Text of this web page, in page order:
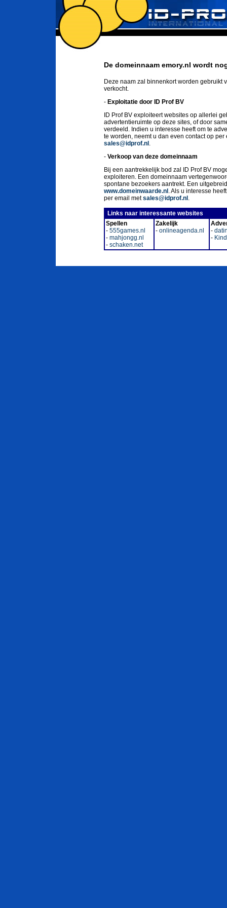
De domeinnaam emory.nl wordt
Deze naam zal binnenkort worden gebruikt
verkocht.
- Exploitatie door ID Prof BV
ID Prof BV exploiteert websites op allerlei
advertentieruimte op deze sites, of door
verdeeld. Indien u interesse heeft om te
te worden, neemt u dan even contact op
sales@idprof.nl .
- Verkoop van deze domeinnaam
Bij een aantrekkelijk bod zal ID Prof BV
exploiteren. Een domeinnaam
spontane bezoekers aantrekt. Een
www.domeinwaarde.nl . Als u interesse
per email metsales@idprof.nl .
Links naar interessante websites
Spellen
- 555games.nl
- mahjongg.nl
- schaken.net
Zakelijk
- onlineagenda.nl
-
-